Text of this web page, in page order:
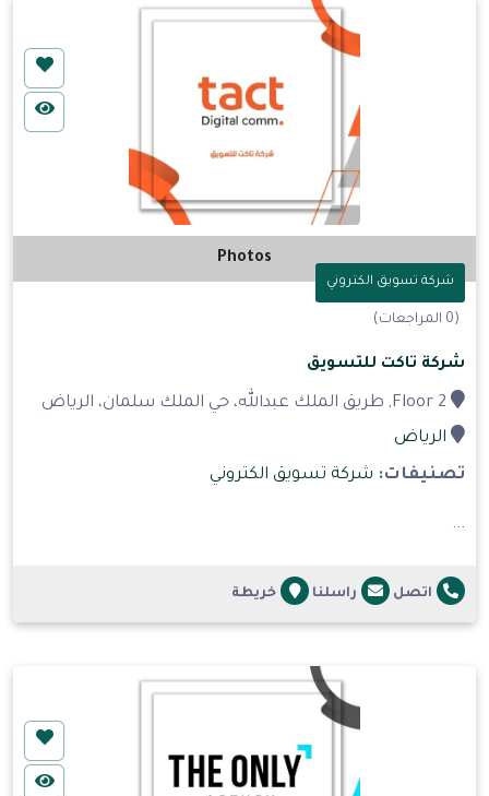
Photos
شركة تسويق الكتروني
(0 المراجعات)
شركة تاكت للتسويق
الرياض
تصنيفات: شركة تسويق الكتروني
...
اتصل راسلنا خريطة